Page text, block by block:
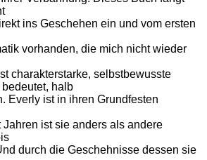
ins Geschehen ein und vom ersten
vorhanden, die mich nicht wieder
charakterstarke, selbstbewusste
halb
Everly ist in ihren Grundfesten
Jahren ist sie anders als andere
durch die Geschehnisse dessen sie